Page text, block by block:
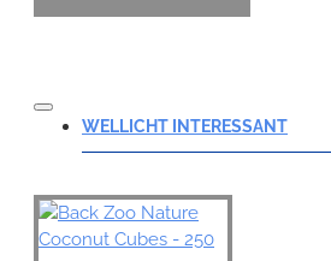
WELLICHT INTERESSANT